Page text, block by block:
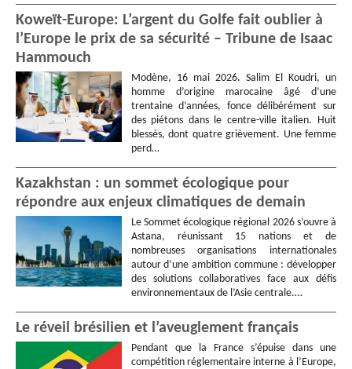
Koweït-Europe: L’argent du Golfe fait oublier à
l’Europe le prix de sa sécurité – Tribune de Isaac
Hammouch
Modène, 16 mai 2026. Salim El Koudri, un
homme d’origine marocaine âgé d’une
trentaine d’années, fonce délibérément sur
des piétons dans le centre-ville italien. Huit
blessés, dont quatre grièvement. Une femme
perd…
Kazakhstan : un sommet écologique pour
répondre aux enjeux climatiques de demain
Le Sommet écologique régional 2026 s’ouvre à
Astana, réunissant 15 nations et de
nombreuses organisations internationales
autour d’une ambition commune : développer
des solutions collaboratives face aux défis
environnementaux de l’Asie centrale.…
Le réveil brésilien et l’aveuglement français
Pendant que la France s’épuise dans une
compétition réglementaire interne à l’Europe,